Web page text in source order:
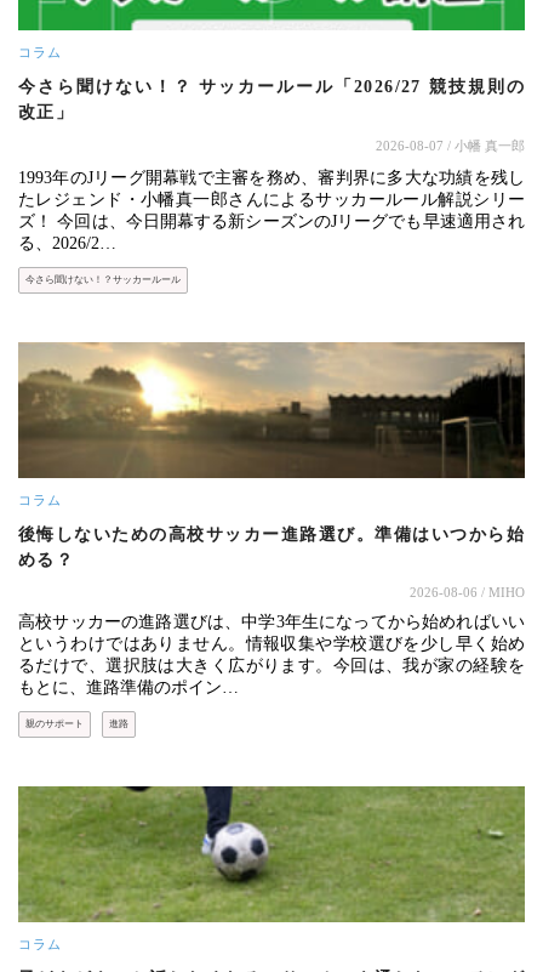
コラム
今さら聞けない！？ サッカールール「2026/27 競技規則の
改正」
2026-08-07 / 小幡 真一郎
1993年のJリーグ開幕戦で主審を務め、審判界に多大な功績を残し
たレジェンド・小幡真一郎さんによるサッカールール解説シリー
ズ！ 今回は、今日開幕する新シーズンのJリーグでも早速適用され
る、2026/2…
今さら聞けない！？サッカールール
コラム
後悔しないための高校サッカー進路選び。準備はいつから始
める？
2026-08-06 / MIHO
高校サッカーの進路選びは、中学3年生になってから始めればいい
というわけではありません。情報収集や学校選びを少し早く始め
るだけで、選択肢は大きく広がります。今回は、我が家の経験を
もとに、進路準備のポイン…
親のサポート 進路
コラム